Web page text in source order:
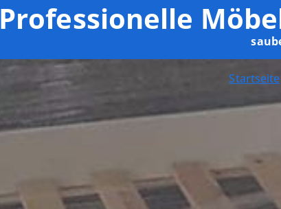
Professionelle
Startseite